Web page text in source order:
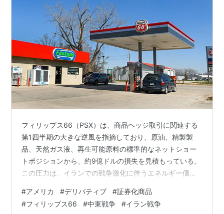
フィリップス66（PSX）は、商品ヘッジ取引に関連する
第1四半期の大きな逆風を指摘しており、原油、精製製
品、天然ガス液、再生可能原料の標準的なネットショー
トポジションから、約9億ドルの損失を見積もっている。
この圧力は、イランでの戦争激化に伴うエネルギー価格
あるホルムズ海峡を通る輸送が混乱している。同社は規
制当局への提出書類でその影響を概説し、価格が急騰し
#アメリカ #デリバティブ #証券化商品
#フィリップス66 #中東戦争 #イラン戦争